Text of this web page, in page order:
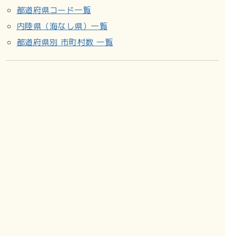
都道府県コード一覧
内陸県（海なし県）一覧
都道府県別 市町村数 一覧